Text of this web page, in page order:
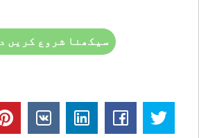
سیکھنا شروع کریں